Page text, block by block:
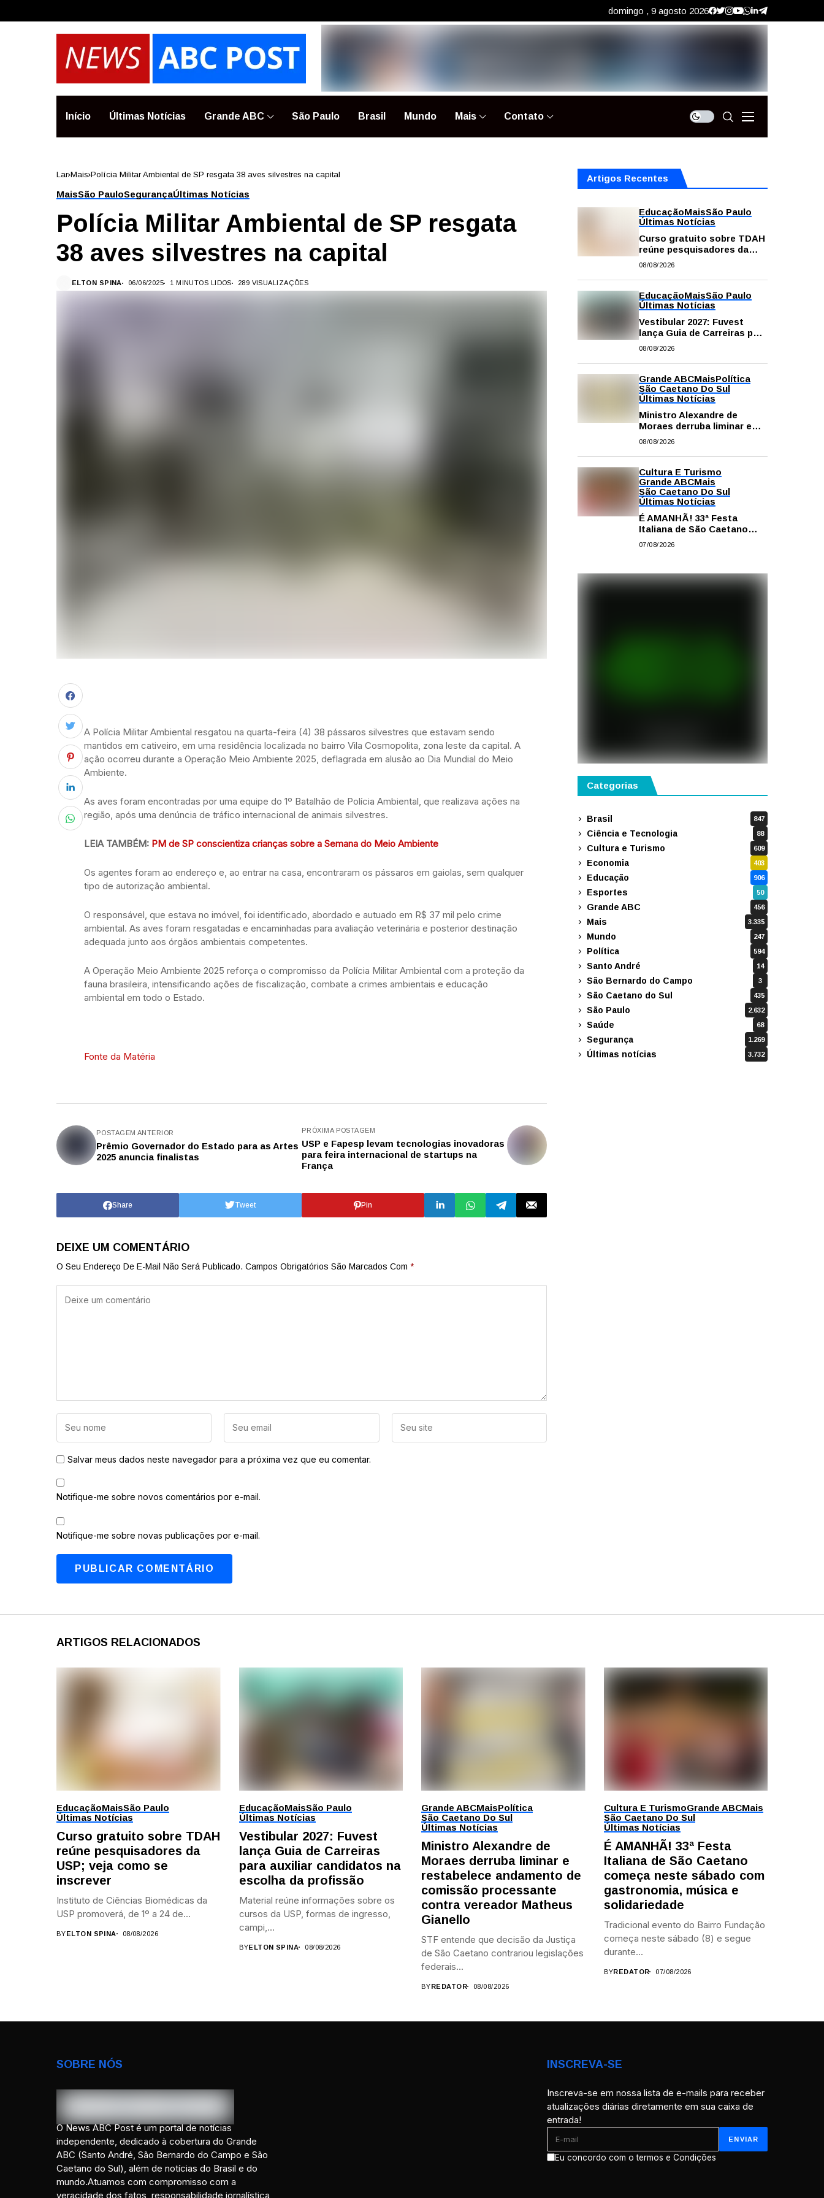
domingo , 9 agosto 2026
Início Últimas Notícias Grande ABC São Paulo Brasil Mundo Mais Contato
Lar Mais Polícia Militar Ambiental de SP resgata 38 aves silvestres na capital
MaisSão PauloSegurançaÚltimas Notícias
Polícia Militar Ambiental de SP resgata
38 aves silvestres na capital
ELTON SPINA 06/06/2025 1 MINUTOS LIDOS 289 VISUALIZAÇÕES
A Polícia Militar Ambiental resgatou na quarta-feira (4) 38 pássaros silvestres que estavam sendo
mantidos em cativeiro, em uma residência localizada no bairro Vila Cosmopolita, zona leste da capital. A
ação ocorreu durante a Operação Meio Ambiente 2025, deflagrada em alusão ao Dia Mundial do Meio
Ambiente.
As aves foram encontradas por uma equipe do 1º Batalhão de Polícia Ambiental, que realizava ações na
região, após uma denúncia de tráfico internacional de animais silvestres.
LEIA TAMBÉM: PM de SP conscientiza crianças sobre a Semana do Meio Ambiente
Os agentes foram ao endereço e, ao entrar na casa, encontraram os pássaros em gaiolas, sem qualquer
tipo de autorização ambiental.
O responsável, que estava no imóvel, foi identificado, abordado e autuado em R$ 37 mil pelo crime
ambiental. As aves foram resgatadas e encaminhadas para avaliação veterinária e posterior destinação
adequada junto aos órgãos ambientais competentes.
A Operação Meio Ambiente 2025 reforça o compromisso da Polícia Militar Ambiental com a proteção da
fauna brasileira, intensificando ações de fiscalização, combate a crimes ambientais e educação
ambiental em todo o Estado.
Fonte da Matéria
POSTAGEM ANTERIOR
Prêmio Governador do Estado para as Artes
2025 anuncia finalistas
PRÓXIMA POSTAGEM
USP e Fapesp levam tecnologias inovadoras
para feira internacional de startups na
França
Share Tweet Pin
DEIXE UM COMENTÁRIO
O Seu Endereço De E-Mail Não Será Publicado. Campos Obrigatórios São Marcados Com *
Salvar meus dados neste navegador para a próxima vez que eu comentar.
Notifique-me sobre novos comentários por e-mail.
Notifique-me sobre novas publicações por e-mail.
Artigos Recentes
EducaçãoMaisSão Paulo
Últimas Notícias
Curso gratuito sobre TDAH
reúne pesquisadores da
USP; veja como se
08/08/2026
EducaçãoMaisSão Paulo
Últimas Notícias
Vestibular 2027: Fuvest
lança Guia de Carreiras para
auxiliar candidatos na
08/08/2026
Grande ABCMaisPolítica
São Caetano Do Sul
Últimas Notícias
Ministro Alexandre de
Moraes derruba liminar e
restabelece andamento de
contra vereador Matheus
Gianello
08/08/2026
Cultura E Turismo
Grande ABCMais
São Caetano Do Sul
Últimas Notícias
É AMANHÃ! 33ª Festa
Italiana de São Caetano
começa neste sábado com
07/08/2026
Categorias
Brasil 847
Ciência e Tecnologia 88
Cultura e Turismo 609
Economia 403
Educação 906
Esportes 50
Grande ABC 456
Mais 3.335
Mundo 247
Política 594
Santo André 14
São Bernardo do Campo 3
São Caetano do Sul 435
São Paulo 2.632
Saúde 68
Segurança 1.269
Últimas notícias 3.732
ARTIGOS RELACIONADOS
EducaçãoMaisSão Paulo
Últimas Notícias
Curso gratuito sobre TDAH
reúne pesquisadores da
USP; veja como se
inscrever
Instituto de Ciências Biomédicas da
USP promoverá, de 1º a 24 de...
BYELTON SPINA 08/08/2026
EducaçãoMaisSão Paulo
Últimas Notícias
Vestibular 2027: Fuvest
lança Guia de Carreiras
para auxiliar candidatos na
escolha da profissão
Material reúne informações sobre os
cursos da USP, formas de ingresso,
campi,...
BYELTON SPINA 08/08/2026
Grande ABCMaisPolítica
São Caetano Do Sul
Últimas Notícias
Ministro Alexandre de
Moraes derruba liminar e
restabelece andamento de
comissão processante
contra vereador Matheus
Gianello
STF entende que decisão da Justiça
de São Caetano contrariou legislações
federais...
BYREDATOR 08/08/2026
Cultura E TurismoGrande ABCMais
São Caetano Do Sul
Últimas Notícias
É AMANHÃ! 33ª Festa
Italiana de São Caetano
começa neste sábado com
gastronomia, música e
solidariedade
Tradicional evento do Bairro Fundação
começa neste sábado (8) e segue
durante...
BYREDATOR 07/08/2026
SOBRE NÓS
O News ABC Post é um portal de notícias
independente, dedicado à cobertura do Grande
ABC (Santo André, São Bernardo do Campo e São
Caetano do Sul), além de notícias do Brasil e do
mundo.Atuamos com compromisso com a
veracidade dos fatos, responsabilidade jornalística
INSCREVA-SE
Inscreva-se em nossa lista de e-mails para receber
atualizações diárias diretamente em sua caixa de
entrada!
Eu concordo com o termos e Condições